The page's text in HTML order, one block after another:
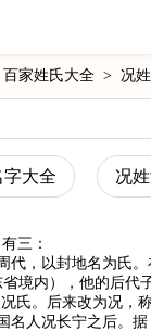
百家姓氏大全 > 况
大全 况
三：
代，以封地名为氏
境内），他的后代
氏。后来改为况，称
名人况长宁之后。